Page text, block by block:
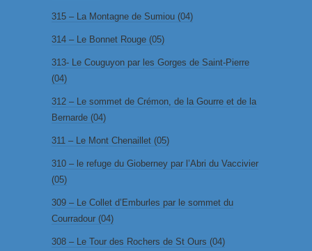
315 – La Montagne de Sumiou (04)
314 – Le Bonnet Rouge (05)
313- Le Couguyon par les Gorges de Saint-Pierre
(04)
312 – Le sommet de Crémon, de la Gourre et de la
Bernarde (04)
311 – Le Mont Chenaillet (05)
310 – le refuge du Gioberney par l’Abri du Vaccivier
(05)
309 – Le Collet d’Emburles par le sommet du
Courradour (04)
308 – Le Tour des Rochers de St Ours (04)